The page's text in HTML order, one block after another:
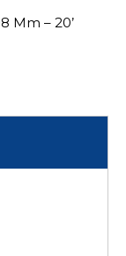
Mm – 20’